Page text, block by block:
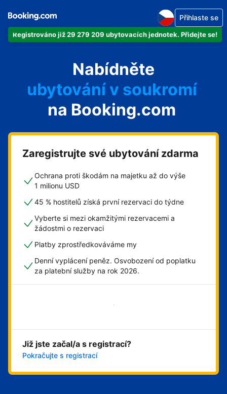
Registrováno již 29 279 209 ubytovacích jednotek. Přidejte se!
Přihlaste se
Nabídněte
svůj byt
svůj hotel
ubytování v soukromí
svůj penzion
svou chatu
na Booking.com
Zaregistrujte své ubytování zdarma
Ochrana proti škodám na majetku až do výše
1 milionu USD
45 % hostitelů získá první rezervaci do týdne
Vyberte si mezi okamžitými rezervacemi a
žádostmi o rezervaci
Platby zprostředkováváme my
Denní vyplácení peněz. Osvobození od poplatku
za platební služby na rok 2026.
Začít hned
Již jste začal/a s registrací?
Pokračujte s registrací